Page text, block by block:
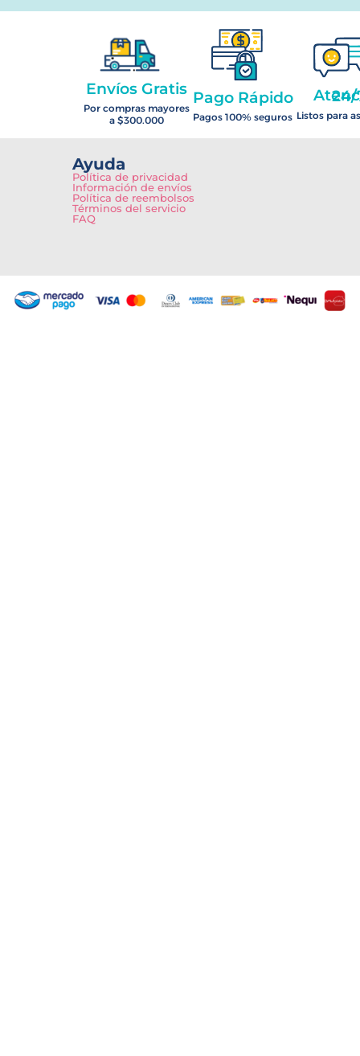
Envíos Gratis
Por compras mayores
a $300.000
Pago Rápido
Pagos 100% seguros
Atención
Listos para
Ayuda
Política de privacidad
Información de envíos
Política de reembolsos
Términos del servicio
FAQ